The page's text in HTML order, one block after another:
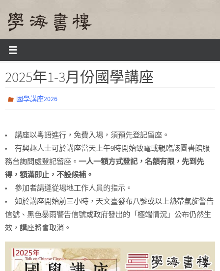
content
Home
2025年1-3月份國學講座
國學講座2026
• 講座以粵語進行，免費入場，須預先登記留座。
• 有興趣人士可於講座當天上午9時開始致電或親臨該圖書館服
務台詢問處登記留座。 一人一額方式登記，名額有限，先到先
得，額滿即止，不設候補。
• 參加者請遵從場地工作人員的指示。
• 如於講座開始前三小時，天文臺發布八號或以上熱帶氣旋警告
信號、黑色暴雨警告信號或政府發出的「極端情況」公布仍然生
效，講座將會取消。